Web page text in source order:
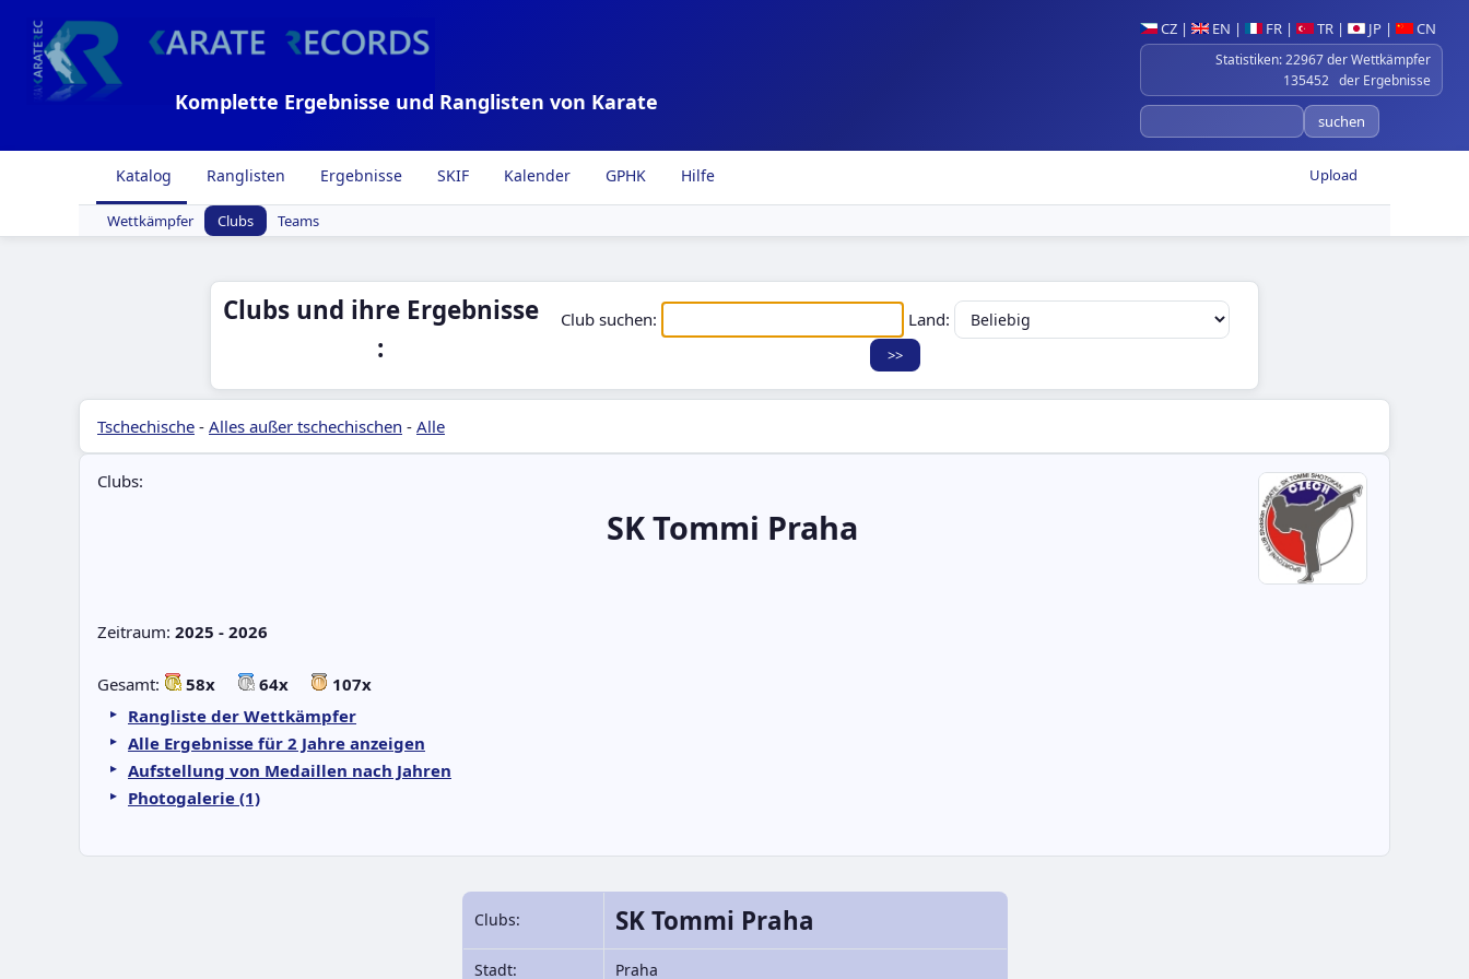
CZ | EN | FR | TR | JP | CN
Statistiken: 22967 der Wettkämpfer
135452 der Ergebnisse
Komplette Ergebnisse und Ranglisten von Karate
Upload
Katalog Ranglisten Ergebnisse SKIF Kalender GPHK Hilfe
Wettkämpfer Clubs Teams
Clubs und ihre Ergebnisse
:
Club suchen: Land:
Tschechische - Alles außer tschechischen - Alle
Clubs:
SK Tommi Praha
Zeitraum: 2025 - 2026
Gesamt: 58x 64x
107x
Rangliste der Wettkämpfer
Alle Ergebnisse für 2 Jahre anzeigen
Aufstellung von Medaillen nach Jahren
Photogalerie (1)
Clubs: SK Tommi Praha
Stadt: Praha